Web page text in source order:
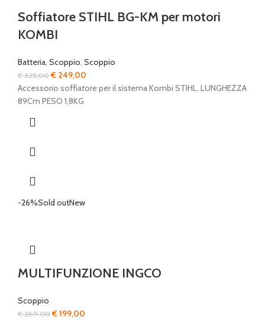
Soffiatore STIHL BG-KM per motori
KOMBI
Batteria, Scoppio, Scoppio
€325,00Il
prezzo
originale
€ 249,00
prezzo
Accessorio soffiatore per il sistema Kombi STIHL. LUNGHEZZA
89Cm PESO 1,8KG
-26%Sold outNew
MULTIFUNZIONE INGCO
Scoppio
€269,00Il€199,00